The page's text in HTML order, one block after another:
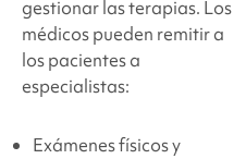
gestionar las terapias. Los
médicos pueden remitir a
los pacientes a
especialistas:
Exámenes físicos y